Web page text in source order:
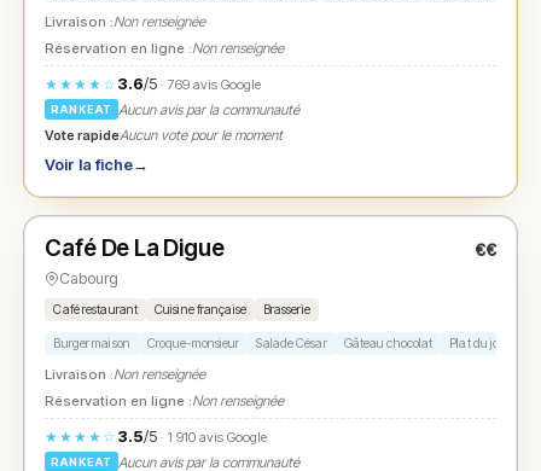
Livraison :Non renseignée
Réservation en ligne :Non renseignée
★★★★☆ 3.6/5· 769 avis Google
RANKEAT
Aucun avis par la communauté
Vote rapideAucun vote pour le moment
Voir la fiche→
★ N° 2
Café De La Digue €€
Cabourg
Café restaurant Cuisine française Brasserie
Burger maison Croque-monsieur Salade César Gâteau chocolat Plat du jour
Livraison :Non renseignée
Réservation en ligne :Non renseignée
★★★★☆ 3.5/5· 1 910 avis Google
RANKEAT
Aucun avis par la communauté